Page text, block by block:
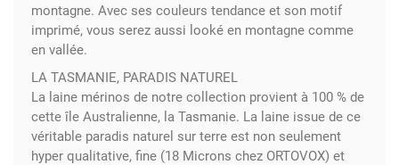
montagne. Avec ses couleurs tendance et son motif
imprimé, vous serez aussi looké en montagne comme
en vallée.
LA TASMANIE, PARADIS NATUREL
La laine mérinos de notre collection provient à 100 % de
cette île Australienne, la Tasmanie. La laine issue de ce
véritable paradis naturel sur terre est non seulement
hyper qualitative, fine (18 Microns chez ORTOVOX) et